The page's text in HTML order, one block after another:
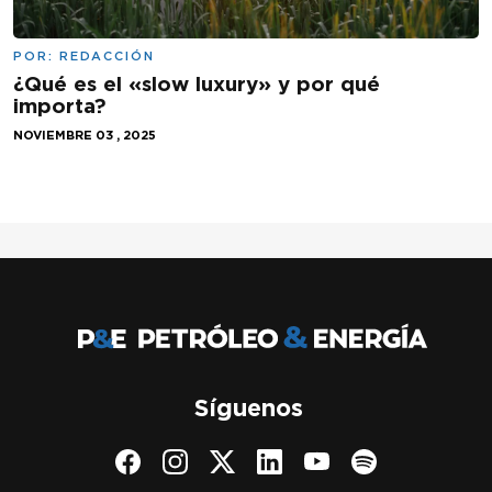
POR: REDACCIÓN
¿Qué es el «slow luxury» y por qué
importa?
NOVIEMBRE 03 , 2025
Síguenos